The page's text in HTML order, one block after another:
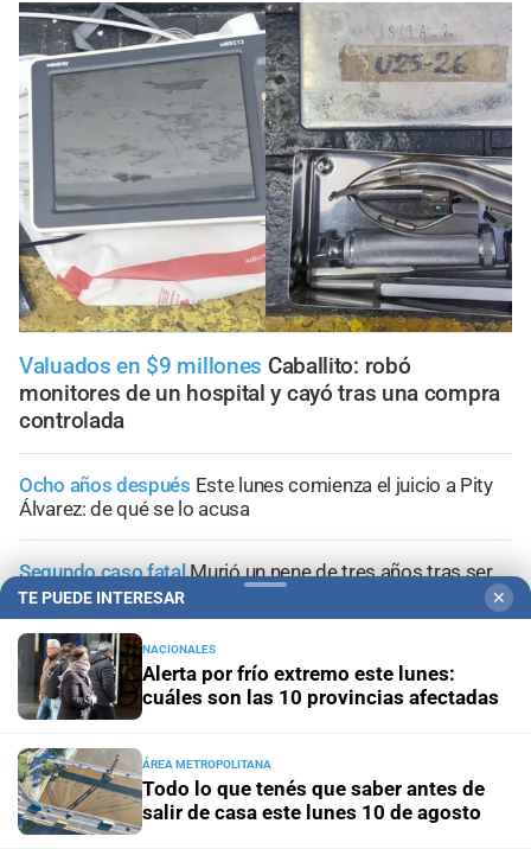
Valuados en $9 millones Caballito: robó
monitores de un hospital y cayó tras una compra
controlada
Ocho años después Este lunes comienza el juicio a Pity
Álvarez: de qué se lo acusa
Segundo caso fatalMurió un nene de tres años tras ser
atacado por un pitbull en Córdoba
Santa Fe ciudadUn adolescente de 15 años fue hallado
sin vida en los piletones del Parque Garay
CondenadoCinco años de prisión por asaltar y golpear a
su propia madre en Monte Vera
TE PUEDE INTERESAR ✕
NACIONALES
Alerta por frío extremo este lunes:
cuáles son las 10 provincias afectadas
ÁREA METROPOLITANA
Todo lo que tenés que saber antes de
salir de casa este lunes 10 de agosto